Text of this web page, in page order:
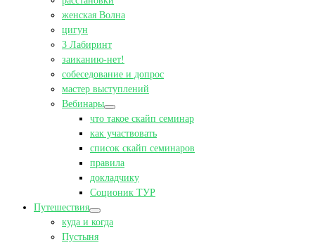
женская Волна
цигун
3 Лабиринт
заиканию-нет!
собеседование и допрос
мастер выступлений
Вебинары
что такое скайп семинар
как участвовать
список скайп семинаров
правила
докладчику
Соционик ТУР
Путешествия
куда и когда
Пустыня